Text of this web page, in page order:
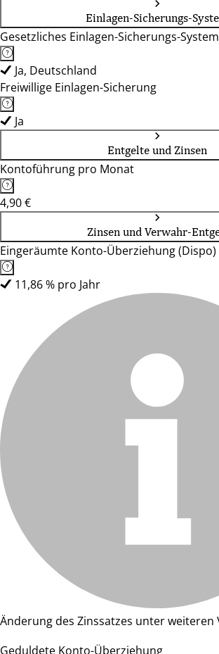
Einlagen-Sicherungs-
Gesetzliches Einlagen-Sicherungs-System
Ja, Deutschland
Freiwillige Einlagen-Sicherung
Ja
Entgelte und Zinsen
Kontoführung pro Monat
4,90 €
Zinsen und Verwahr-
Eingeräumte Konto-Überziehung (Dispo)
11,86 % pro Jahr
Änderung des Zinssatzes unter weiteren
Geduldete Konto-Überziehung